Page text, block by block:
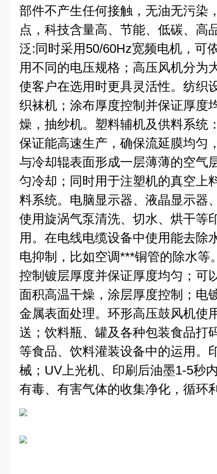
部件不产生任何接触，无油无污染
点，科技含量高、节能、低碳、高
泛:同时采用50/60Hz宽频电机，可
用不同的电压规格；高压风机分为
使客户在选用时更具灵活性。 纺织
织袜机；涂布厚度控制并保证厚度
燥，抽纱机。 塑料辅机及供料系统
保证能高速生产，确保流延膜均匀
与冷却辊表面形成一层薄薄的空气
匀冷却；同时用于注塑机的真空上
料系统。 电脑显示器、液晶显示器
使用旋涡气泵清洗、切水、烘干等
用。 在电线电缆设备中使用能去除
电抑制，比如空调***铜管的除水等
控制镀层厚度并保证厚度均匀；可
面积高温干燥，涂层厚度控制；电
金属表面处理。 环形高压鼓风机使
送；饮料瓶、罐及各种包装食品打
等食品、饮料灌装设备中的运用。
械；UV上光机、印刷后油墨1-5秒
有毒、有害气体的收集净化，循环